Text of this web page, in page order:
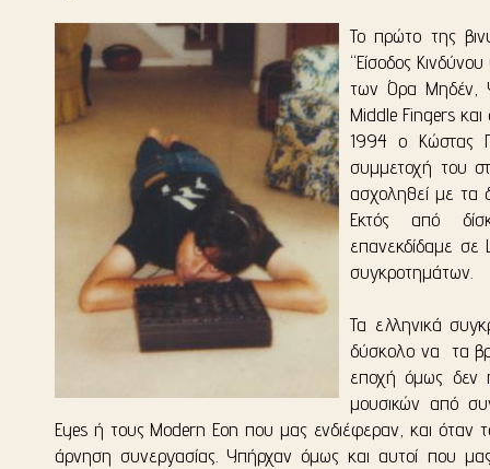
Το πρώτο της
“Είσοδος
των Όρα Μηδέν,
Middle Fingers
1994 ο Κώστας
συμμετοχή του
ασχοληθεί με τα
Εκτός από
επανεκδίδαμε σε
συγκροτημάτων.
Τα ελληνικά
δύσκολο να τα
εποχή όμως δεν
μουσικών από
Eyes ή τους Modern Eon που μας ενδιέφεραν, και όταν
άρνηση συνεργασίας. Υπήρχαν όμως και αυτοί που